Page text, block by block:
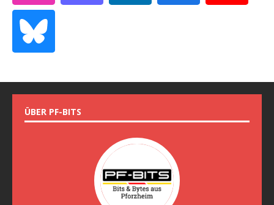
ÜBER PF-BITS